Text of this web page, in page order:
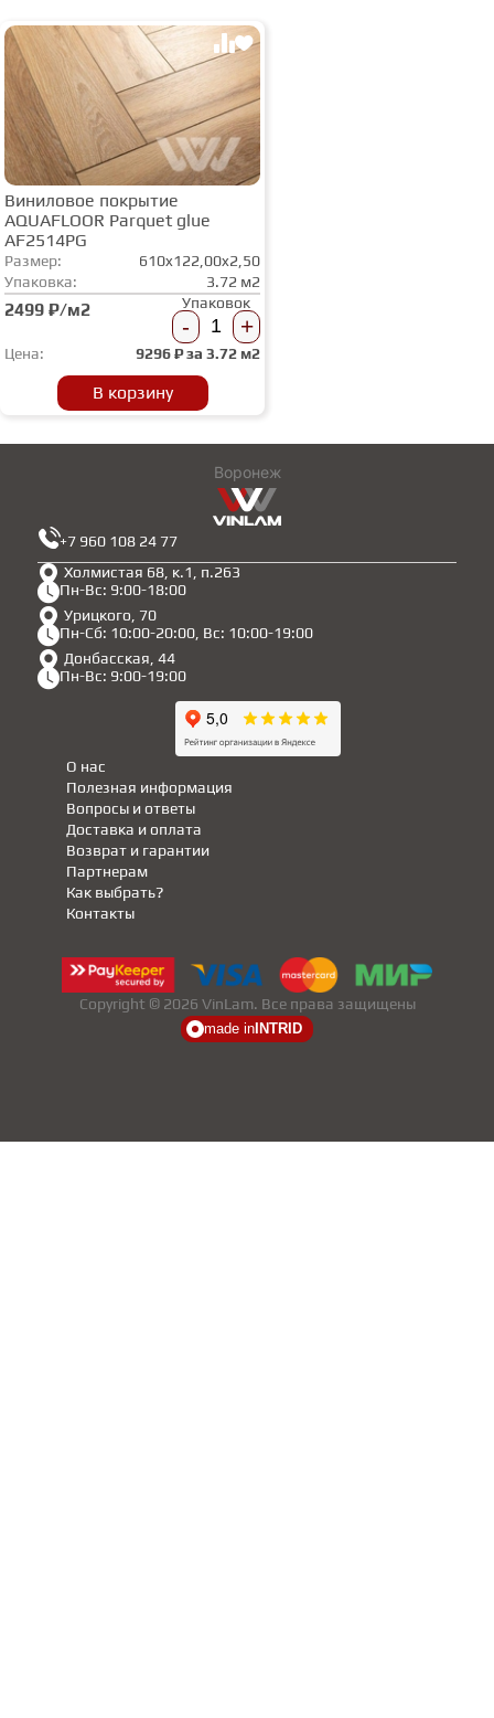
Виниловое покрытие
AQUAFLOOR Parquet glue
AF2514PG
Размер:
610x122,00x2,50
Упаковка:
3.72 м2
2499 ₽/м2 Упаковок
- +
Цена: 9296₽ за 3.72 м2
В корзину
Воронеж
Холмистая 68, к.1, п.263
Пн-Вс: 9:00-18:00
Урицкого, 70
Пн-Сб: 10:00-20:00, Вс: 10:00-19:00
Донбасская, 44
Пн-Вс: 9:00-19:00
+7 960 108 24 77
Полезная информация
Партнерам
Вопросы и ответы
Доставка и оплата
Возврат и гарантии
Как выбрать?
О нас
Контакты
Copyright © 2026 VinLam. Все права защищены
made in INTRID